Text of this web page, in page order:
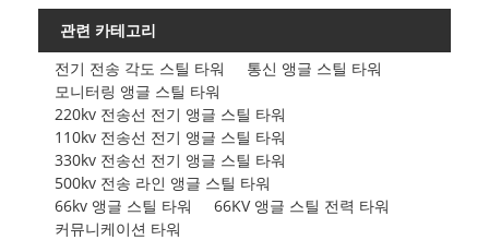
관련 카테고리
전기 전송 각도 스틸 타워
통신 앵글 스틸 타워
모니터링 앵글 스틸 타워
220kv 전송선 전기 앵글 스틸 타워
110kv 전송선 전기 앵글 스틸 타워
330kv 전송선 전기 앵글 스틸 타워
500kv 전송 라인 앵글 스틸 타워
66kv 앵글 스틸 타워
66KV 앵글 스틸 전력 타워
커뮤니케이션 타워